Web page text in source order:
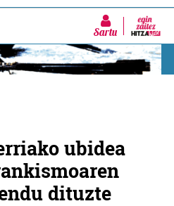
Sartu
ubidea
dituzte